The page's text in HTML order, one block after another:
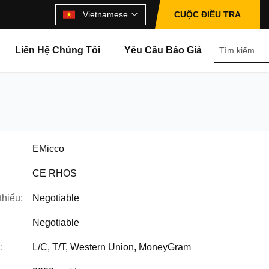
Vietnamese CUỘC ĐIỀU TRA
Liên Hệ Chúng Tôi Yêu Cầu Báo Giá
EMicco
CE RHOS
Negotiable
Negotiable
L/C, T/T, Western Union, MoneyGram